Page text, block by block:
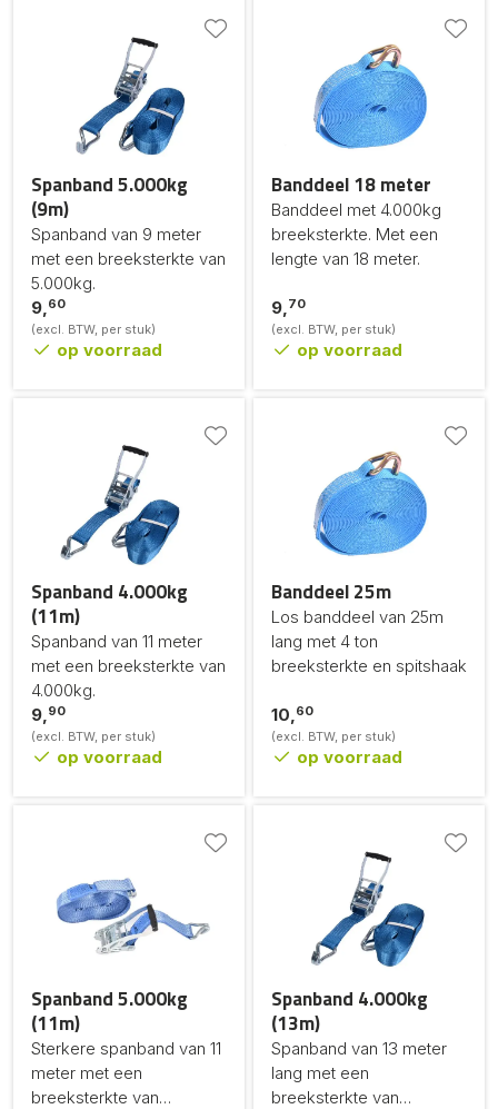
Spanband 5.000kg
(9m)
Spanband van 9 meter
met een breeksterkte van
5.000kg.
9,60
(excl. BTW, per stuk)
op voorraad
Banddeel 18 meter
Banddeel met 4.000kg
breeksterkte. Met een
lengte van 18 meter.
9,70
(excl. BTW, per stuk)
op voorraad
Spanband 4.000kg
(11m)
Spanband van 11 meter
met een breeksterkte van
4.000kg.
9,90
(excl. BTW, per stuk)
op voorraad
Banddeel 25m
Los banddeel van 25m
lang met 4 ton
breeksterkte en spitshaak
10,60
(excl. BTW, per stuk)
op voorraad
Spanband 5.000kg
(11m)
Sterkere spanband van 11
meter met een
breeksterkte van
Spanband 4.000kg
(13m)
Spanband van 13 meter
lang met een
breeksterkte van